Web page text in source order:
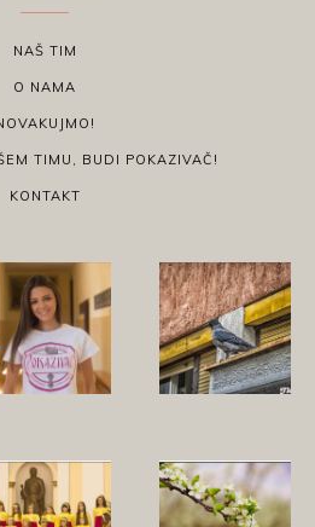
NAŠ TIM
O NAMA
TIMU, BUDI POKAZIVAČ!
KONTAKT